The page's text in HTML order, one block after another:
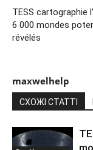
TESS cartographie
6 000 mondes
révélés
maxwelhelp
СХОЖІ СТАТТІ